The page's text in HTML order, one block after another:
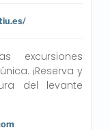
excursiones
¡Reserva y
del levante